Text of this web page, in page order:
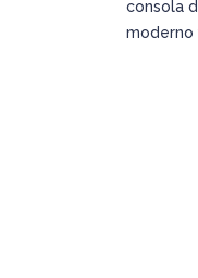
consola
moderno